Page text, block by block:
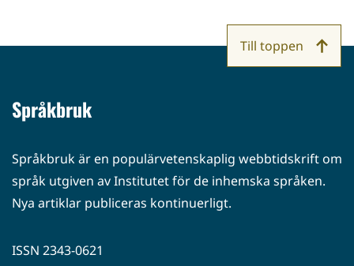
Språkbruk
Språkbruk är en populärvetenskaplig webbtidskrift om
språk utgiven av Institutet för de inhemska språken.
Nya artiklar publiceras kontinuerligt.
ISSN 2343-0621
Till toppen